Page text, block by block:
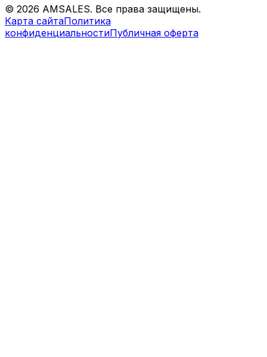
© 2026 AMSALES. Все права защищены.
Карта сайтаПолитика
конфиденциальностиПубличная оферта